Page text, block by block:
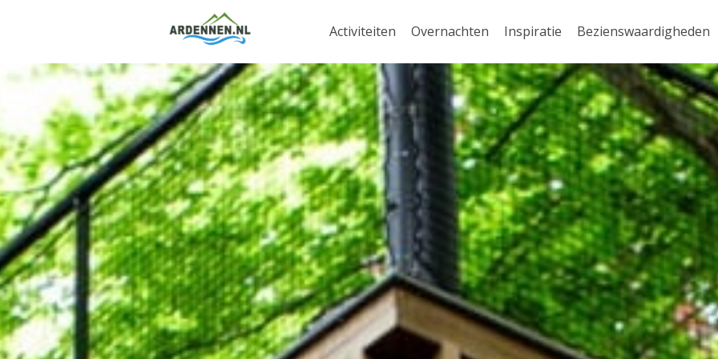
Activiteiten Overnachten Inspiratie Bezienswaardigheden